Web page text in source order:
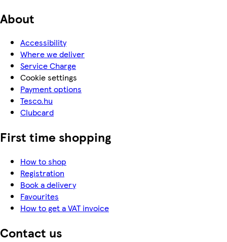
About
Accessibility
Where we deliver
Service Charge
Cookie settings
Payment options
Tesco.hu
Clubcard
First time shopping
How to shop
Registration
Book a delivery
Favourites
How to get a VAT invoice
Contact us